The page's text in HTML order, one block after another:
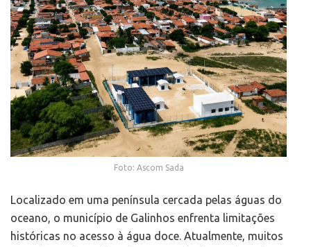
Foto: Ascom Sada
Localizado em uma península cercada pelas águas do
oceano, o município de Galinhos enfrenta limitações
históricas no acesso à água doce. Atualmente, muitos